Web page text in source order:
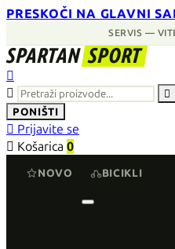
PRESKOČI NA GLAVNI
SERVIS —
SPARTAN SPORT



PONIŠTI
 Prijavite se
 Košarica 0
NOVO BICIKLI